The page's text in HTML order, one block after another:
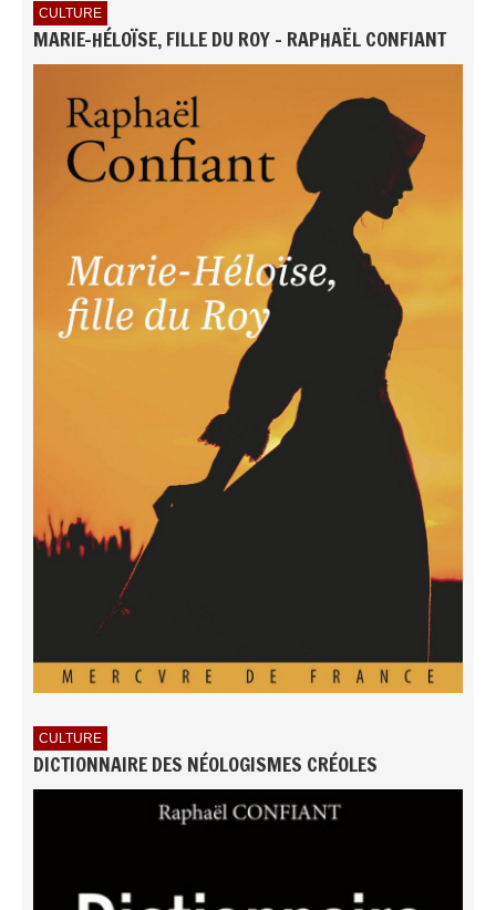
CULTURE
MARIE-HÉLOÏSE, FILLE DU ROY - RAPHAËL CONFIANT
CULTURE
DICTIONNAIRE DES NÉOLOGISMES CRÉOLES